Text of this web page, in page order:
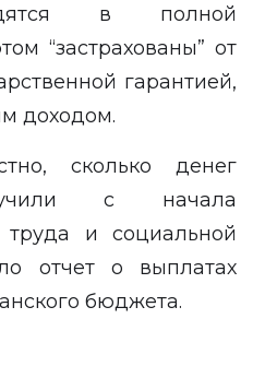
в полной
“застрахованы” от
гарантией,
доходом.
сколько денег
с начала
труда и социальной
отчет о выплатах
бюджета.